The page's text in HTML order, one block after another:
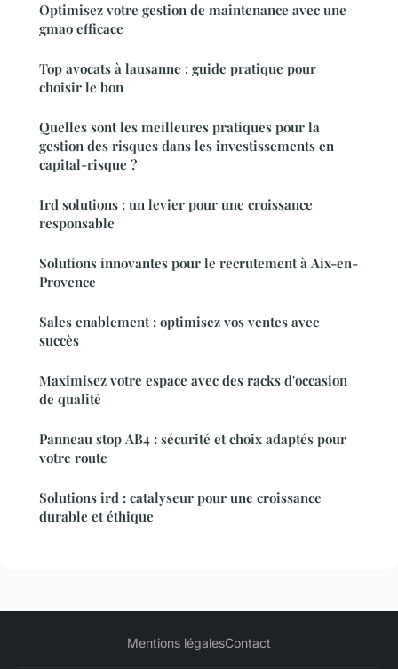
Optimisez votre gestion de maintenance avec une
gmao efficace
Top avocats à lausanne : guide pratique pour
choisir le bon
Quelles sont les meilleures pratiques pour la
gestion des risques dans les investissements en
capital-risque ?
Ird solutions : un levier pour une croissance
responsable
Solutions innovantes pour le recrutement à Aix-en-
Provence
Sales enablement : optimisez vos ventes avec
succès
Maximisez votre espace avec des racks d'occasion
de qualité
Panneau stop AB4 : sécurité et choix adaptés pour
votre route
Solutions ird : catalyseur pour une croissance
durable et éthique
Mentions légalesContact